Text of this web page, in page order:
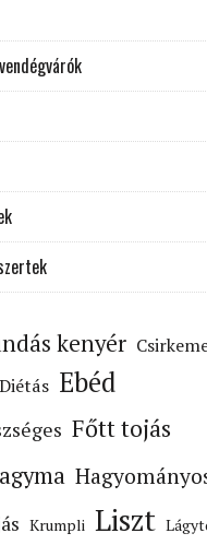
kenyér
Diétás Ebéd
Főtt tojás
Krumpli Liszt